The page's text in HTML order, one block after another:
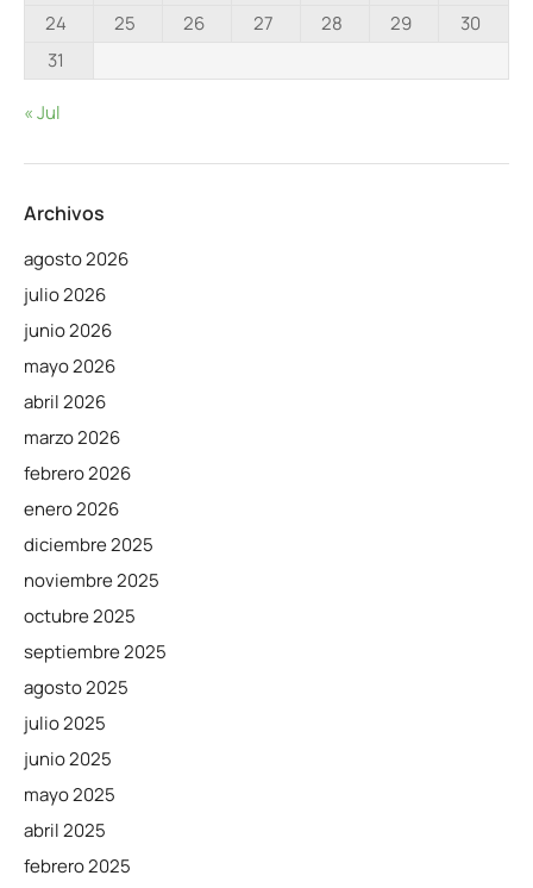
24
25 26 27 28 29
30
31
« Jul
Archivos
agosto 2026
julio 2026
junio 2026
mayo 2026
abril 2026
marzo 2026
febrero 2026
enero 2026
diciembre 2025
noviembre 2025
octubre 2025
septiembre 2025
agosto 2025
julio 2025
junio 2025
mayo 2025
abril 2025
febrero 2025